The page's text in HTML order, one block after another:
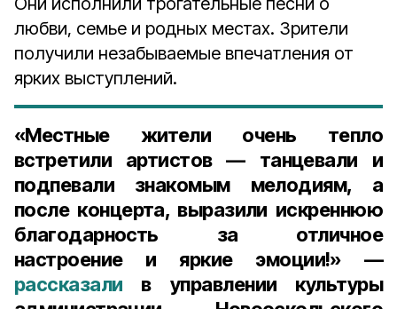
любви, семье и родных местах. Зрители
получили незабываемые впечатления от
ярких выступлений.
«Местные жители очень тепло
встретили артистов — танцевали и
подпевали знакомым мелодиям, а
после концерта, выразили искреннюю
благодарность за отличное
настроение и яркие эмоции!» —
рассказали в управлении культуры